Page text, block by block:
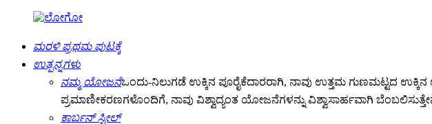
ಮರಳಿ ಪ್ರಥಮ ಪುಟಕ್ಕೆ
ಉತ್ಪನ್ನಗಳು
ನಮ್ಮ ಯೋಜನೆಒಂದು-ನಿಲುಗಡೆ ಉಕ್ಕಿನ ಪೂರೈಕೆದಾರರಾಗಿ, ನಾವು ಉತ್ತಮ ಗುಣಮಟ್ಟದ ಉಕ್ಕಿನ
ಪ್ರಮಾಣೀಕರಣಗಳೊಂದಿಗೆ, ನಾವು ವಿಶ್ವಾದ್ಯಂತ ಯೋಜನೆಗಳನ್ನು ವಿಶ್ವಾಸಾರ್ಹವಾಗಿ
ಕಾರ್ಬನ್ ಸ್ಟೀಲ್